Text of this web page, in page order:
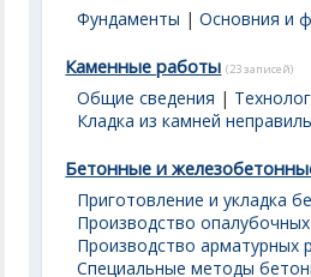
Фундаменты |Основния и
Каменные работы (23 записей)
Общие сведения |
Кладка из камней
Бетонные и
Приготовление и укладка
Производство
Производство арматурных
Специальные методы